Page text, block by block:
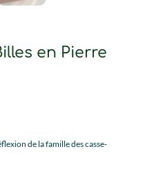
en Pierre
de la famille des casse-